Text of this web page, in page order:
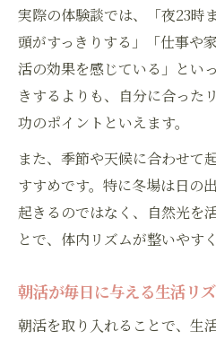
実際の体験談では、「夜23時
頭がすっきりする」「仕事や
活の効果を感じている」とい
きするよりも、自分に合った
功のポイントといえます。
また、季節や天候に合わせて
すすめです。特に冬場は日の
起きるのではなく、自然光を
とで、体内リズムが整いやす
朝活が毎日に与える生活リ
朝活を取り入れることで、生